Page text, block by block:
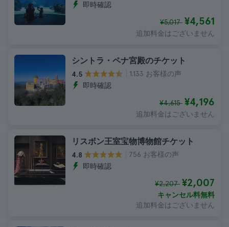
即時確認
¥5,017 ¥4,561
追加料金はございません
シントラ・ペナ宮殿のチケット
4.5
1.133 お客様の声
即時確認
¥4,615 ¥4,196
追加料金はございません
リスボン王室宝物博物館チケット
4.8
756 お客様の声
即時確認
¥2,207 ¥2,007
キャンセル料無料
追加料金はございません